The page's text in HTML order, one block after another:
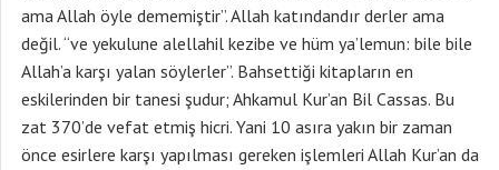
ama Allah öyle dememiştir”. Allah katındandır derler ama
değil. “ve yekulune alellahil kezibe ve hüm ya’lemun: bile bile
Allah’a karşı yalan söylerler”. Bahsettiği kitapların en
eskilerinden bir tanesi şudur; Ahkamul Kur’an Bil Cassas. Bu
zat 370’de vefat etmiş hicri. Yani 10 asıra yakın bir zaman
önce esirlere karşı yapılması gereken işlemleri Allah Kur’an da